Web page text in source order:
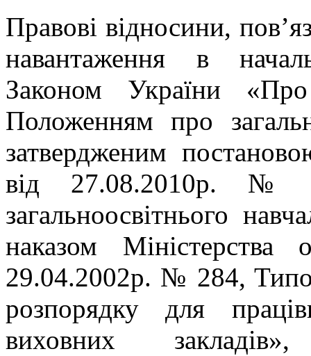
Правові відносини,
навантаження в
Законом України
Положенням про
затвердженим
від 27.08.2010р. №
загальноосвітнього
наказом
29.04.2002р. № 284,
розпорядку для
виховних